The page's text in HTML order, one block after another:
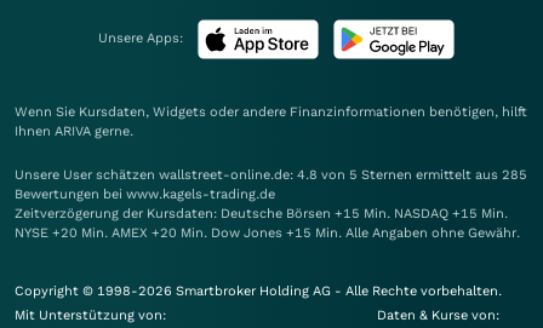
Unsere Apps:
Wenn Sie Kursdaten, Widgets oder andere Finanzinformationen benötigen, hilft
Ihnen ARIVA gerne.
Unsere User schätzen wallstreet-online.de: 4.8 von 5 Sternen ermittelt aus 285
Bewertungen bei www.kagels-trading.de
Zeitverzögerung der Kursdaten: Deutsche Börsen +15 Min. NASDAQ +15 Min.
NYSE +20 Min. AMEX +20 Min. Dow Jones +15 Min. Alle Angaben ohne Gewähr.
Copyright © 1998-2026 Smartbroker Holding AG - Alle Rechte vorbehalten.
Mit Unterstützung von:
Daten & Kurse von: